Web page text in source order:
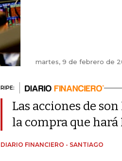
martes, 9 de febrero de
RIPE:
Las acciones de
la compra que hará
DIARIO FINANCIERO - SANTIAGO